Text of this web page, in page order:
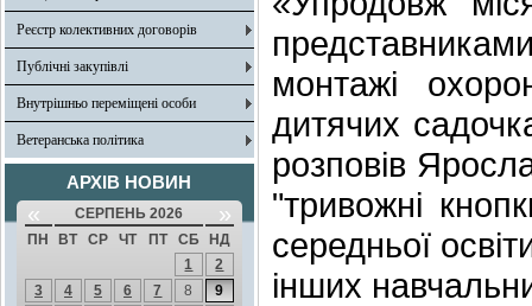
Реєстр колективних договорів
Публічні закупівлі
Внутрішньо переміщені особи
Ветеранська політика
АРХІВ НОВИН
« СЕРПЕНЬ 2026 »
ПН ВТ СР ЧТ ПТ СБ
НД
1
2
3
4 5 6 7 8
9
монтажі
дитячих
розповів
"тривожні
середньої
інших